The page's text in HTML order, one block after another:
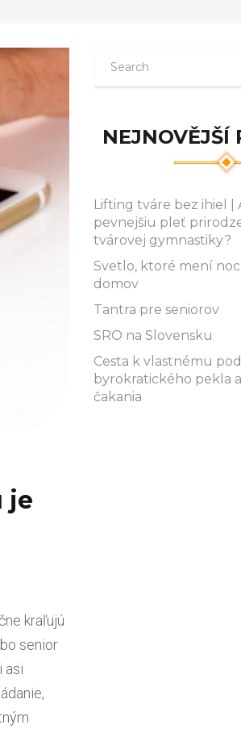
je
kraľujú
senior
asi
NEJNOVĚJŠÍ
Lifting tváre bez ihiel |
pevnejšiu pleť
tvárovej gymnastiky?
Svetlo, ktoré mení
domov
Tantra pre seniorov
SRO na Slovensku
Cesta k vlastnému
byrokratického pekla
čakania